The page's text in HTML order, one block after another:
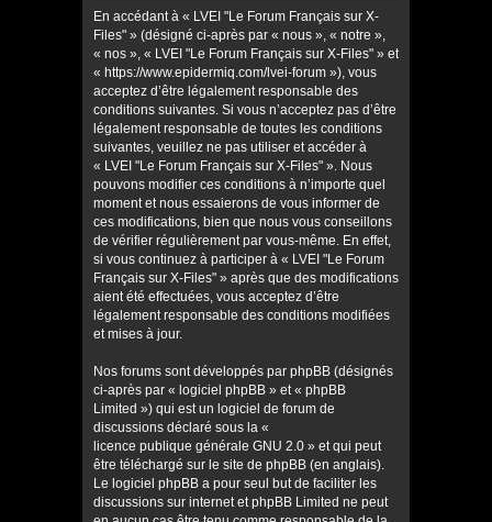
En accédant à « LVEI "Le Forum Français sur X-
Files" » (désigné ci-après par « nous », « notre »,
« nos », « LVEI "Le Forum Français sur X-Files" » et
« https://www.epidermiq.com/lvei-forum »), vous
acceptez d’être légalement responsable des
conditions suivantes. Si vous n’acceptez pas d’être
légalement responsable de toutes les conditions
suivantes, veuillez ne pas utiliser et accéder à
« LVEI "Le Forum Français sur X-Files" ». Nous
pouvons modifier ces conditions à n’importe quel
moment et nous essaierons de vous informer de
ces modifications, bien que nous vous conseillons
de vérifier régulièrement par vous-même. En effet,
si vous continuez à participer à « LVEI "Le Forum
Français sur X-Files" » après que des modifications
aient été effectuées, vous acceptez d’être
légalement responsable des conditions modifiées
et mises à jour.
Nos forums sont développés par phpBB (désignés
ci-après par « logiciel phpBB » et « phpBB
Limited ») qui est un logiciel de forum de
discussions déclaré sous la «
licence publique générale GNU 2.0 » et qui peut
être téléchargé sur le site de phpBB (en anglais).
Le logiciel phpBB a pour seul but de faciliter les
discussions sur internet et phpBB Limited ne peut